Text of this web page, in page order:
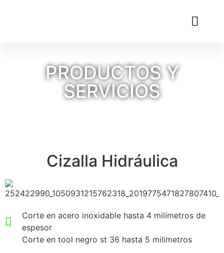
PRODUCTOS Y
SERVICIOS
Cizalla Hidráulica
Corte en acero inoxidable hasta 4 milímetros de
espesor
Corte en tool negro st 36 hasta 5 milimetros